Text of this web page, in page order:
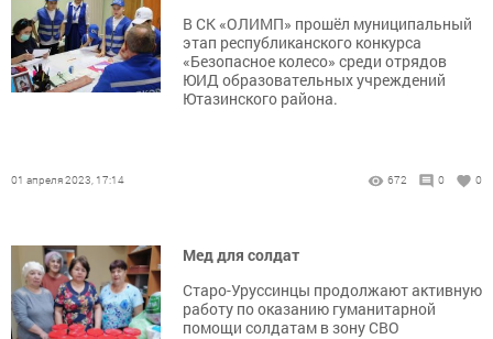
В СК «ОЛИМП» прошёл муниципальный
этап республиканского конкурса
«Безопасное колесо» среди отрядов
ЮИД образовательных учреждений
Ютазинского района.
01 апреля 2023, 17:14 672 0 0
Мед для солдат
Старо-Уруссинцы продолжают активную
работу по оказанию гуманитарной
помощи солдатам в зону СВО